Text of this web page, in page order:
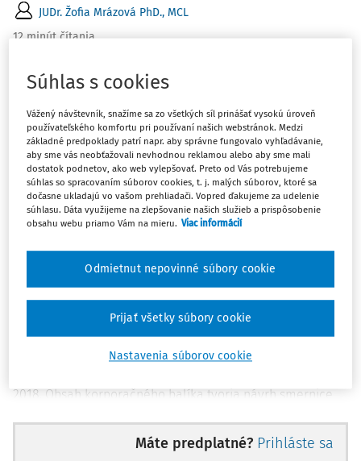
JUDr. Žofia Mrázová PhD., MCL
12 minút čítania
Dňa 28. septembra 2018 sa v priestoroch Burzy cenných
medzinárodnej vedeckej konferencieEuropean Company
and Financial Law Review Symposium.1Konferen­cia
nadviazala na predchádzajúce ročníky ve­deckých stretnutí
organizovaných jedným z po­predných európskych periodík.
PeriodikumEuropean Company and Financial Law Review
(ECFR) sa vo svojej dlhoročnej tradícii zame­riava najmä na
finančného trhu. Tento ročník bol spoluorganizovaný
Revista de derecho de
Sociedades, v ktorom sú publikované prevažne vedecké
články z oblasti korporačného práva. Program
tohtoročného sympózia bol venovaný tzv. eu­rópskemu
korporačnému balíku (The European Company Law
2018. Obsah kor­poračného balíka tvoria návrh smernice
, pokiaľ ide o používanie digitálnych
nástrojov a postupov v rámci práva obchodných
Máte predplatné? Prihláste sa
Súhlas s cookies
Vážený návštevník, snažíme sa zo všetkých síl prinášať vysokú úroveň
používateľského komfortu pri používaní našich webstránok. Medzi
základné predpoklady patrí napr. aby správne fungovalo vyhľadávanie,
aby sme vás neobťažovali nevhodnou reklamou alebo aby sme mali
dostatok podnetov, ako web vylepšovať. Preto od Vás potrebujeme
súhlas so spracovaním súborov cookies, t. j. malých súborov, ktoré sa
dočasne ukladajú vo vašom prehliadači. Vopred ďakujeme za udelenie
súhlasu. Dáta využijeme na zlepšovanie našich služieb a prispôsobenie
obsahu webu priamo Vám na mieru. Viac informácií
Nastavenia súborov cookie
Odmietnut nepovinné súbory cookie
Prijať všetky súbory cookie